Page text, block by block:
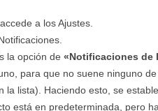
a los Ajustes.
la opción de «Notificaciones de
para que no suene ninguno
la lista). Haciendo esto, se
está en predeterminada, pero